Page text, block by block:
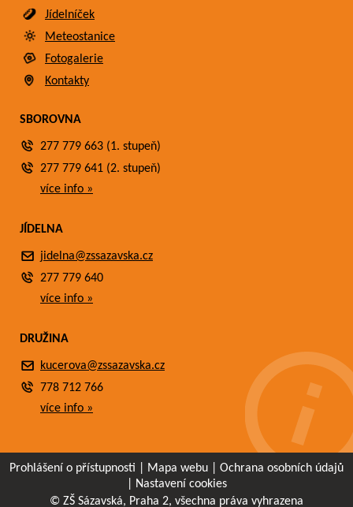
Jídelníček
Meteostanice
Fotogalerie
Kontakty
SBOROVNA
277 779 663 (1. stupeň)
277 779 641 (2. stupeň)
více info »
JÍDELNA
jidelna@zssazavska.cz
277 779 640
více info »
DRUŽINA
kucerova@zssazavska.cz
778 712 766
více info »
Prohlášení o přístupnosti Mapa webu
Ochrana osobních údajů
Nastavení cookies
© ZŠ Sázavská, Praha 2, všechna práva vyhrazena